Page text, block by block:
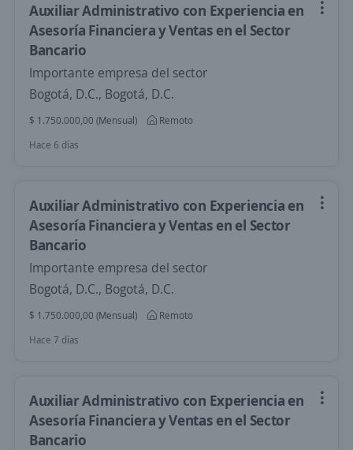
Auxiliar Administrativo con Experiencia en
Asesoría Financiera y Ventas en el Sector
Bancario
Importante empresa del sector
Bogotá, D.C., Bogotá, D.C.
$ 1.750.000,00 (Mensual)
Remoto
Hace 6 días
Auxiliar Administrativo con Experiencia en
Asesoría Financiera y Ventas en el Sector
Bancario
Importante empresa del sector
Bogotá, D.C., Bogotá, D.C.
$ 1.750.000,00 (Mensual)
Remoto
Hace 7 días
Auxiliar Administrativo con Experiencia en
Asesoría Financiera y Ventas en el Sector
Bancario